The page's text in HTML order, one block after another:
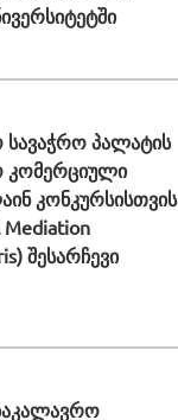
პალატის
კომერციული
კონკურსისთვის
Mediation
შესარჩევი